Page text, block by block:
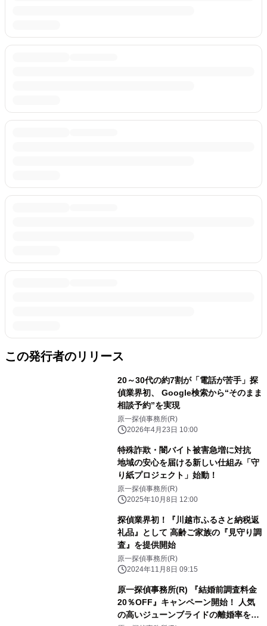
この発行者のリリース
20～30代の約7割が「電話が苦手」探
偵業界初、 Google検索から“そのまま
相談予約”を実現
原一探偵事務所(R)
2026年4月23日 10:00
特殊詐欺・闇バイト被害急増に対抗
地域の安心を届ける新しい仕組み「守
り紙プロジェクト」始動！
原一探偵事務所(R)
2025年10月8日 12:00
探偵業界初！『川越市ふるさと納税返
礼品』として 高齢ご家族の『見守り調
査』を提供開始
原一探偵事務所(R)
2024年11月8日 09:15
原一探偵事務所(R) 『結婚前調査料金
20％OFF』キャンペーン開始！ 人気
の高いジューンブライドの離婚率を回